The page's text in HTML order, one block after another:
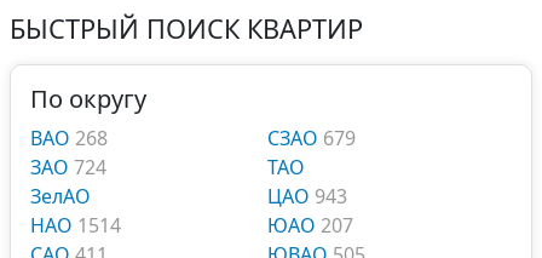
БЫСТРЫЙ ПОИСК КВАРТИР
По округу
ВАО 268
ЗАО 724
ЗелАО
НАО 1514
СЗАО 679
ТАО
ЦАО 943
ЮАО 207